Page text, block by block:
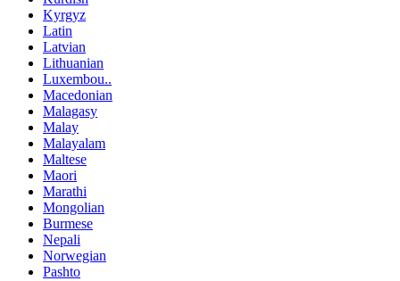
Kyrgyz
Latin
Latvian
Lithuanian
Luxembou..
Macedonian
Malagasy
Malay
Malayalam
Maltese
Maori
Marathi
Mongolian
Burmese
Nepali
Norwegian
Pashto